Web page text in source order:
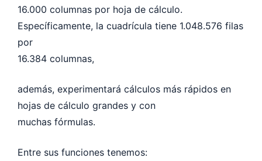
16.000 columnas por hoja de cálculo.
Específicamente, la cuadrícula tiene 1.048.576 filas
por
16.384 columnas,
además, experimentará cálculos más rápidos en
hojas de cálculo grandes y con
muchas fórmulas.
Entre sus funciones tenemos: